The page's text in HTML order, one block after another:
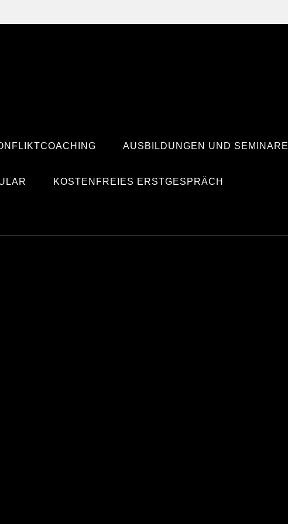
AUSBILDUNGEN UND SEMINARE
KOSTENFREIES ERSTGESPRÄCH